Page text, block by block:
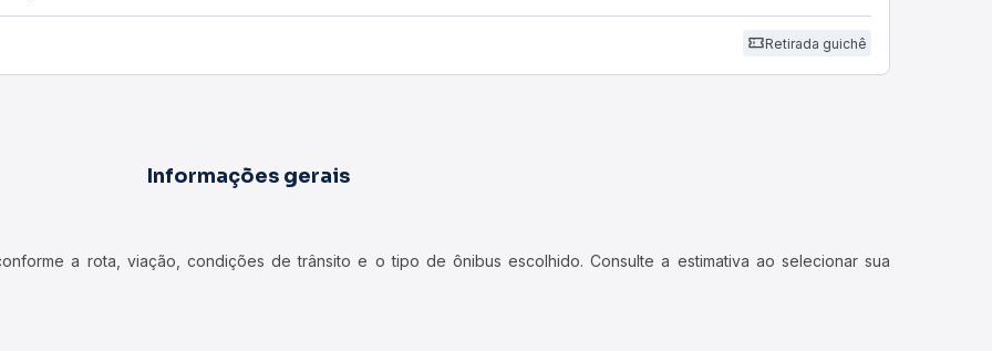
Retirada guichê
Informações gerais
a rota, viação, condições de trânsito e o tipo de ônibus escolhido. Consulte a estimativa ao selecionar sua